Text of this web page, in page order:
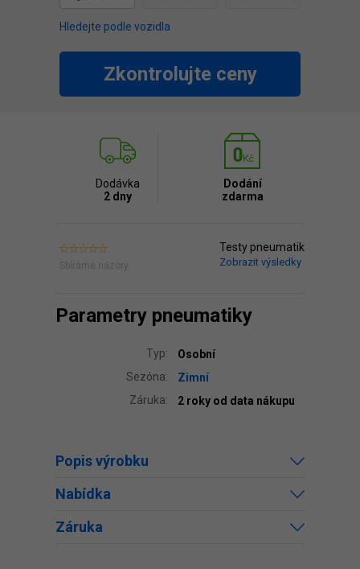
Hledejte podle vozidla
Zkontrolujte ceny
Dodávka
2 dny
Dodání
zdarma
Sbíráme názory.
Testy pneumatik
Zobrazit výsledky
Parametry pneumatiky
Typ:
Osobní
Sezóna:
Zimní
Záruka:
2 roky od data nákupu
Popis výrobku
Nabídka
Záruka